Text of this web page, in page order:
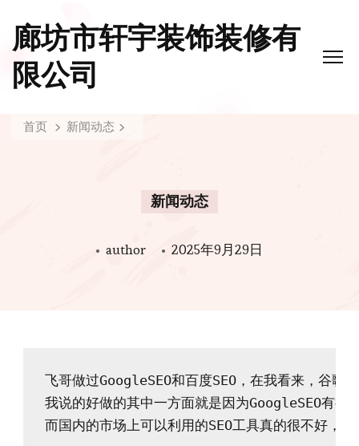
廊坊市轩宇装饰装修有
限公司
首页 新闻动态
新闻动态
author 2025年9月29日
飞哥做过GoogleSEO和百度SEO，在我看来，谷歌
我说的好做的其中一方面就是因为GoogleSEO有很
而国内的市场上可以利用的SEO工具真的很不好，